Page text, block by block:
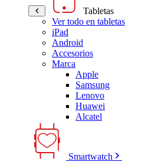
Tabletas
Ver todo en tabletas
iPad
Android
Accesorios
Marca
Apple
Samsung
Lenovo
Huawei
Alcatel
Smartwatch